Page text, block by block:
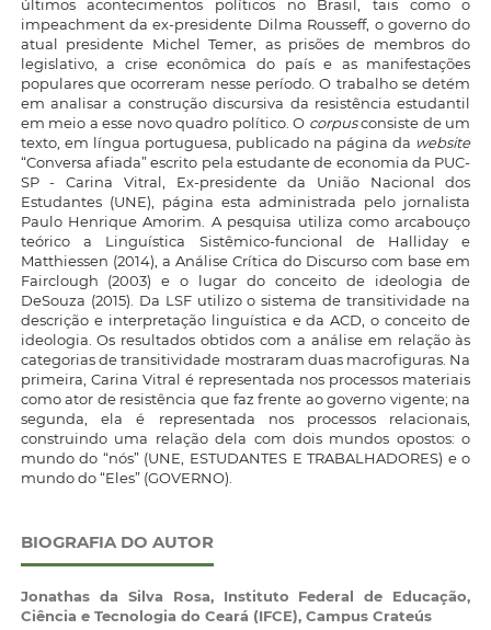
últimos acontecimentos políticos no Brasil, tais como o
impeachment da ex-presidente Dilma Rousseff, o governo do
atual presidente Michel Temer, as prisões de membros do
legislativo, a crise econômica do país e as manifestações
populares que ocorreram nesse período. O trabalho se detém
em analisar a construção discursiva da resistência estudantil
em meio a esse novo quadro político. O corpusconsiste de um
texto, em língua portuguesa, publicado na página da website
“Conversa afiada” escrito pela estudante de economia da PUC-
SP - Carina Vitral, Ex-presidente da União Nacional dos
Estudantes (UNE), página esta administrada pelo jornalista
Paulo Henrique Amorim. A pesquisa utiliza como arcabouço
teórico a Linguística Sistêmico-funcional de Halliday e
Matthiessen (2014), a Análise Crítica do Discurso com base em
Fairclough (2003) e o lugar do conceito de ideologia de
DeSouza (2015). Da LSF utilizo o sistema de transitividade na
descrição e interpretação linguística e da ACD, o conceito de
ideologia. Os resultados obtidos com a análise em relação às
categorias de transitividade mostraram duas macrofiguras. Na
primeira, Carina Vitral é representada nos processos materiais
como ator de resistência que faz frente ao governo vigente; na
segunda, ela é representada nos processos relacionais,
construindo uma relação dela com dois mundos opostos: o
mundo do “nós” (UNE, ESTUDANTES E TRABALHADORES) e o
mundo do “Eles” (GOVERNO).
BIOGRAFIA DO AUTOR
Jonathas da Silva Rosa, Instituto Federal de Educação,
Ciência e Tecnologia do Ceará (IFCE), Campus Crateús